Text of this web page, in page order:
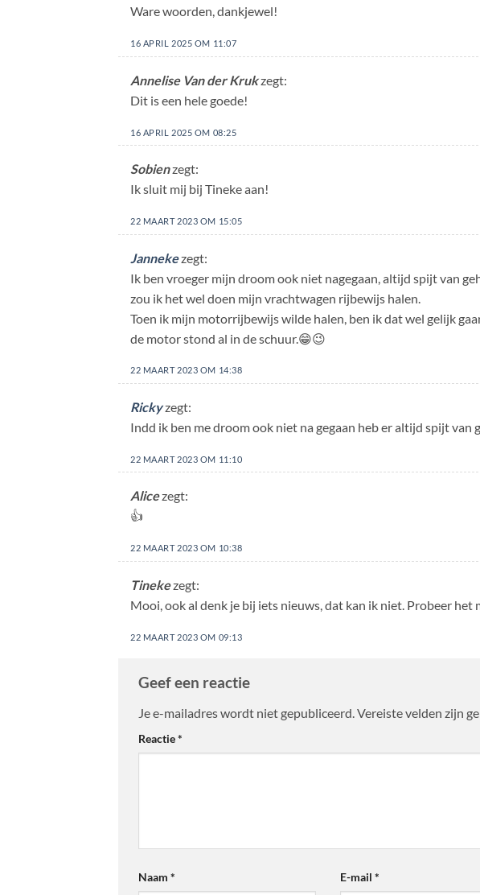
Ware woorden, dankjewel!
16 APRIL 2025 OM 11:07
Annelise Van der Krukzegt:
Dit is een hele goede!
16 APRIL 2025 OM 08:25
Sobienzegt:
Ik sluit mij bij Tineke aan!
22 MAART 2023 OM 15:05
Jannekezegt:
Ik ben vroeger mijn droom ook niet nagegaan, altijd spijt van
zou ik het wel doen mijn vrachtwagen rijbewijs halen.
Toen ik mijn motorrijbewijs wilde halen, ben ik dat wel gelijk
de motor stond al in de schuur.😁😉
22 MAART 2023 OM 14:38
Rickyzegt:
Indd ik ben me droom ook niet na gegaan heb er altijd spijt van
22 MAART 2023 OM 11:10
Alicezegt:
👍
22 MAART 2023 OM 10:38
Tinekezegt:
Mooi, ook al denk je bij iets nieuws, dat kan ik niet. Probeer
22 MAART 2023 OM 09:13
Geef een reactie
Je e-mailadres wordt niet gepubliceerd.Vereiste velden zijn
Reactie*
Naam * E-mail *